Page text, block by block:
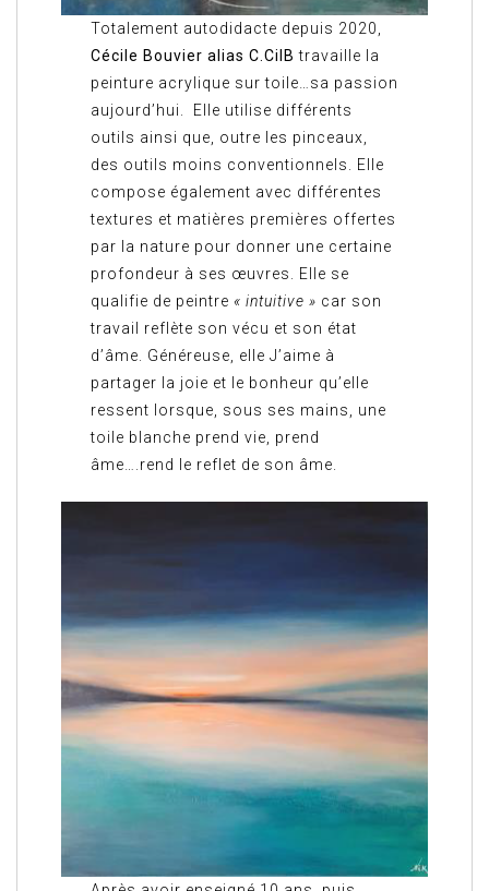
Totalement autodidacte depuis 2020,
Cécile Bouvier alias C.CilB travaille la
peinture acrylique sur toile…sa passion
aujourd’hui. Elle utilise différents
outils ainsi que, outre les pinceaux,
des outils moins conventionnels. Elle
compose également avec différentes
textures et matières premières offertes
par la nature pour donner une certaine
profondeur à ses œuvres. Elle se
qualifie de peintre « intuitive » car son
travail reflète son vécu et son état
d’âme. Généreuse, elle J’aime à
partager la joie et le bonheur qu’elle
ressent lorsque, sous ses mains, une
toile blanche prend vie, prend
âme….rend le reflet de son âme.